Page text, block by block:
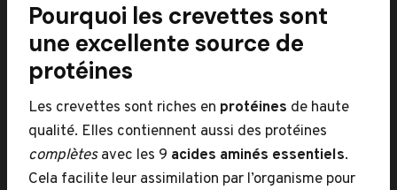
Pourquoi les crevettes sont
une excellente source de
protéines
Les crevettes sont riches en protéines de haute
qualité. Elles contiennent aussi des protéines
complètesavec les 9 acides aminés essentiels.
Cela facilite leur assimilation par l’organisme pour